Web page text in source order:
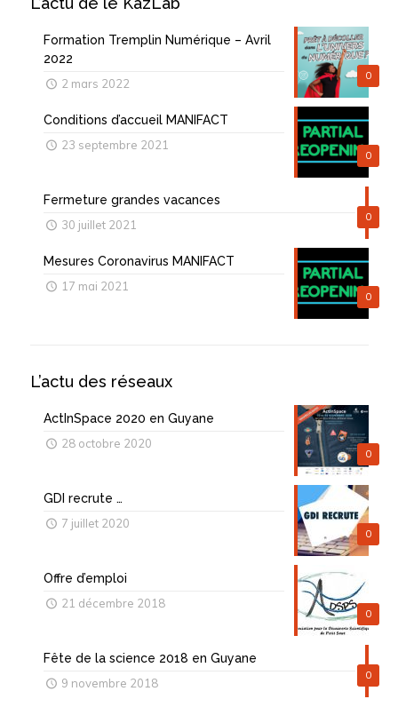
0
Formation Tremplin Numérique – Avril
2022
2 mars 2022
0
Conditions d’accueil MANIFACT
23 septembre 2021
0
Fermeture grandes vacances
30 juillet 2021
0
Mesures Coronavirus MANIFACT
17 mai 2021
L’actu des réseaux
0
ActInSpace 2020 en Guyane
28 octobre 2020
0
GDI recrute …
7 juillet 2020
0
Offre d’emploi
21 décembre 2018
0
Fête de la science 2018 en Guyane
9 novembre 2018